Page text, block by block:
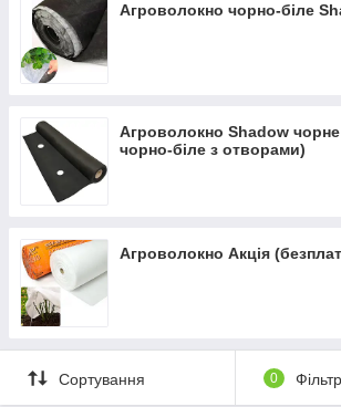
Агроволокно чорно-біле
Агроволокно Shadow
чорно-біле з отворами)
Агроволокно Акція
Сортування 0